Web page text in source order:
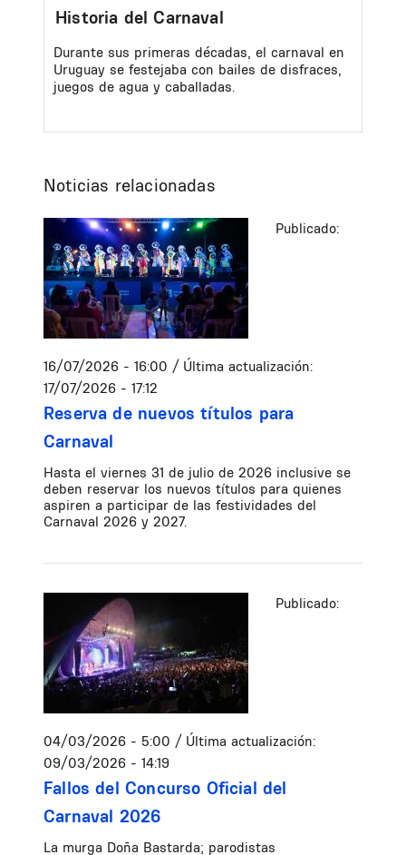
Historia del Carnaval
Durante sus primeras décadas, el carnaval en
Uruguay se festejaba con bailes de disfraces,
juegos de agua y caballadas.
Noticias relacionadas
Publicado:
16/07/2026 - 16:00 / Última actualización:
17/07/2026 - 17:12
Reserva de nuevos títulos para
Carnaval
Hasta el viernes 31 de julio de 2026 inclusive se
deben reservar los nuevos títulos para quienes
aspiren a participar de las festividades del
Carnaval 2026 y 2027.
Publicado:
04/03/2026 - 5:00 / Última actualización:
09/03/2026 - 14:19
Fallos del Concurso Oficial del
Carnaval 2026
La murga Doña Bastarda; parodistas